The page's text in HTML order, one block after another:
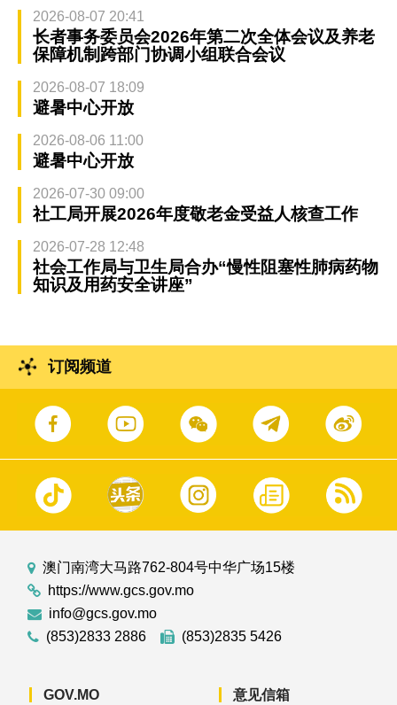
2026-08-07 20:41
长者事务委员会2026年第二次全体会议及养老
保障机制跨部门协调小组联合会议
2026-08-07 18:09
避暑中心开放
2026-08-06 11:00
避暑中心开放
2026-07-30 09:00
社工局开展2026年度敬老金受益人核查工作
2026-07-28 12:48
社会工作局与卫生局合办“慢性阻塞性肺病药物
知识及用药安全讲座”
订阅频道
澳门南湾大马路762-804号中华广场15楼
https://www.gcs.gov.mo
info@gcs.gov.mo
(853)2833 2886
(853)2835 5426
GOV.MO 意见信箱